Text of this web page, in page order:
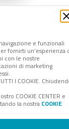
e funzionali
fornirti un’esperienza
con le nostre
di marketing
I COOKIE.
COOKIE CENTER e
la nostra COOKIE